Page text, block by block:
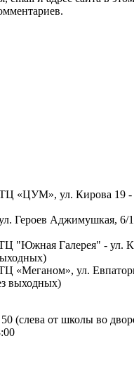
«ЦУМ», ул. Кирова 19 -
Героев Аджимушкая, 6/
"Южная Галерея" - ул.
«Меганом», ул.
выходных)
(слева от школы во